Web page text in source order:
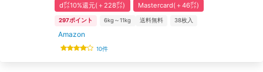
d㌽10%還元(＋228㌽) Mastercard(＋46㌽)
297ポイント 6kg～11kg 送料無料 38枚入
Amazon
10件